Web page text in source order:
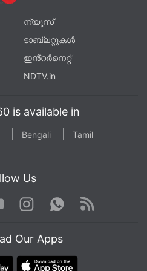
ആശങ്കകൾക്ക്
ന്യൂസ്
ടാബ്‌ലറ്റുകൾ
ഇൻ്റർനെറ്റ്
NDTV.in
is available in
Bengali Tamil
Us
Instagram WhatsApp
Rss
Our Apps